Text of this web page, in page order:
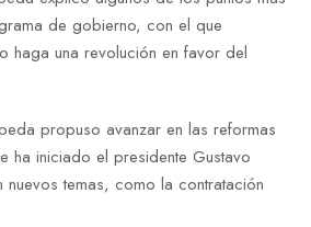
de gobierno, con el que
haga una revolución en favor del
propuso avanzar en las reformas
ha iniciado el presidente Gustavo
temas, como la contratación